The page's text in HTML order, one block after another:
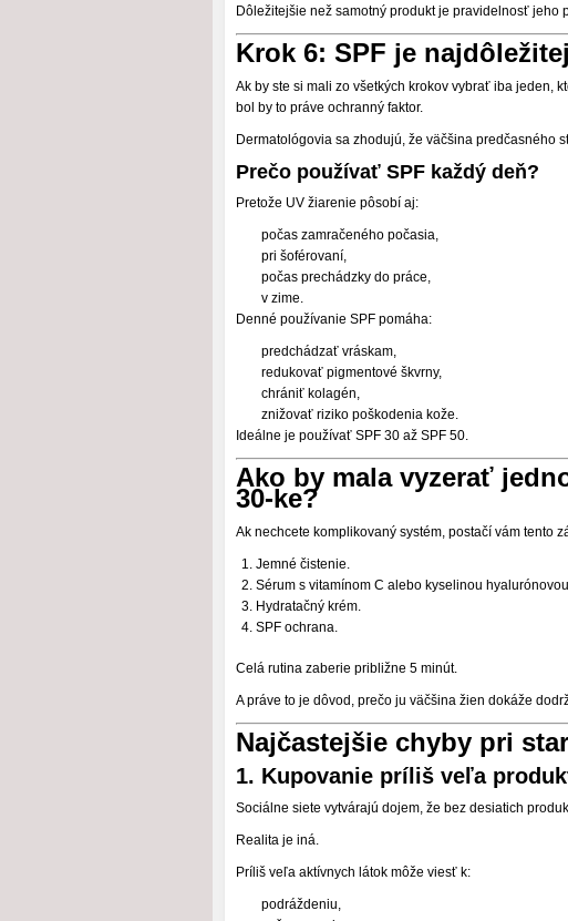
Dôležitejšie než samotný produkt je pravidelnosť jeho
Krok 6: SPF je
Ak by ste si mali zo všetkých krokov vybrať iba jeden,
bol by to práve ochranný faktor.
Dermatológovia sa zhodujú, že väčšina predčasného
Prečo používať SPF každý deň?
Pretože UV žiarenie pôsobí aj:
počas zamračeného počasia,
pri šoférovaní,
počas prechádzky do práce,
v zime.
Denné používanie SPF pomáha:
predchádzať vráskam,
redukovať pigmentové škvrny,
chrániť kolagén,
znižovať riziko poškodenia kože.
Ideálne je používať SPF 30 až SPF 50.
Ako by mala vyzerať
30-ke?
Ak nechcete komplikovaný systém, postačí vám tento
Jemné čistenie.
Sérum s vitamínom C alebo kyselinou
Hydratačný krém.
SPF ochrana.
Celá rutina zaberie približne 5 minút.
A práve to je dôvod, prečo ju väčšina žien dokáže
Najčastejšie chyby pri
1. Kupovanie príliš veľa
Sociálne siete vytvárajú dojem, že bez desiatich
Realita je iná.
Príliš veľa aktívnych látok môže viesť k:
podráždeniu,